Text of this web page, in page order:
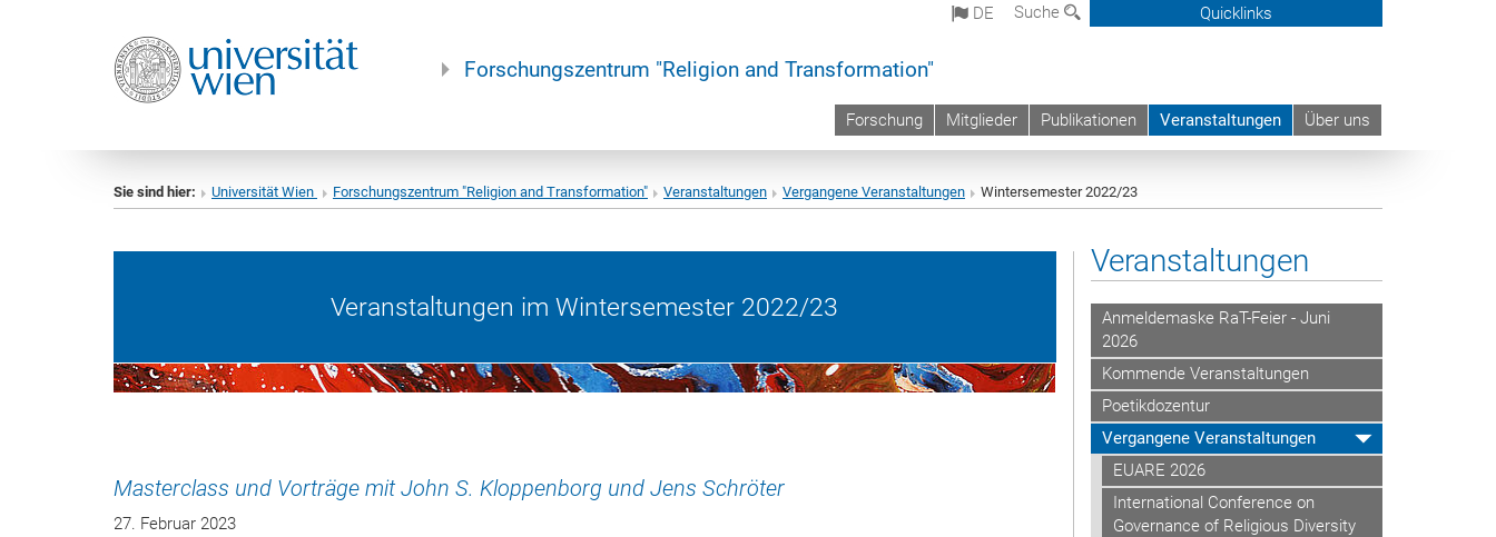
DE Suche Quicklinks
Forschungszentrum "Religion and Transformation"
Forschung Mitglieder Publikationen Veranstaltungen Über uns
Sie sind hier: Universität Wien Forschungszentrum "Religion and Transformation" Veranstaltungen Vergangene Veranstaltungen Wintersemester 2022/23
Veranstaltungen im Wintersemester 2022/23
Masterclass und Vorträge mit John S. Kloppenborg und Jens Schröter
27. Februar 2023
Veranstaltungen
Anmeldemaske RaT-Feier - Juni
2026
Kommende Veranstaltungen
Poetikdozentur
Vergangene Veranstaltungen
EUARE 2026
International Conference on
Governance of Religious Diversity